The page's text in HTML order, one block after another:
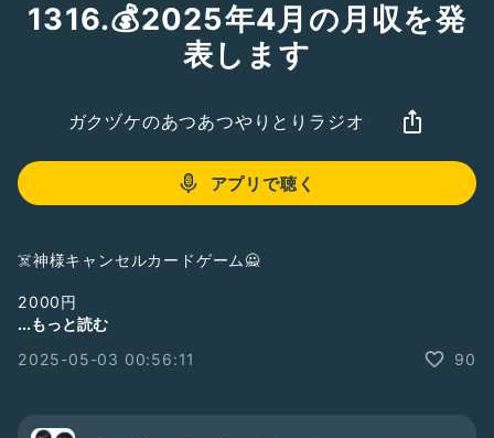
1316.💰2025年4月の月収を発
表します
ガクヅケのあつあつやりとりラジオ
アプリで聴く
☠️神様キャンセルカードゲーム🙅
2000円
「死にたい」20枚
「おはよう」1枚
...もっと読む
2025-05-03 00:56:11
90